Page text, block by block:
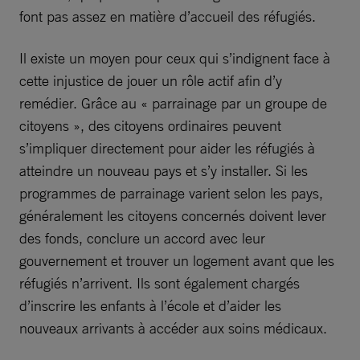
font pas assez en matière d’accueil des réfugiés.
Il existe un moyen pour ceux qui s’indignent face à
cette injustice de jouer un rôle actif afin d’y
remédier. Grâce au « parrainage par un groupe de
citoyens », des citoyens ordinaires peuvent
s’impliquer directement pour aider les réfugiés à
atteindre un nouveau pays et s’y installer. Si les
programmes de parrainage varient selon les pays,
généralement les citoyens concernés doivent lever
des fonds, conclure un accord avec leur
gouvernement et trouver un logement avant que les
réfugiés n’arrivent. Ils sont également chargés
d’inscrire les enfants à l’école et d’aider les
nouveaux arrivants à accéder aux soins médicaux.